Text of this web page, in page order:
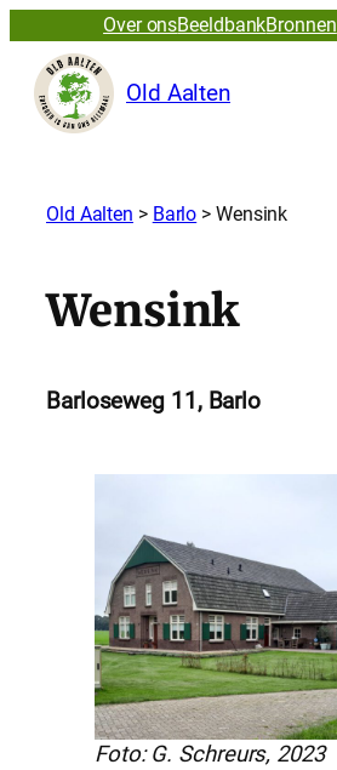
Over onsBeeldbankBronnen
Old Aalten
Old Aalten > Barlo > Wensink
Wensink
Barloseweg 11, Barlo
Foto: G. Schreurs, 2023